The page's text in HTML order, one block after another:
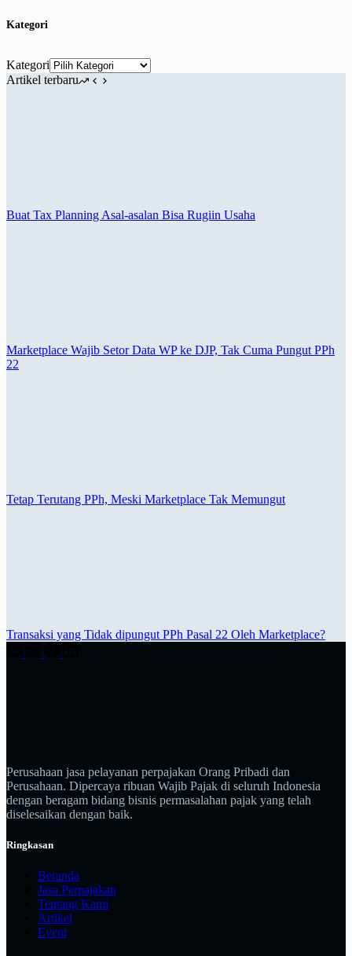
Kategori
Kategori
Artikel terbaru
Buat Tax Planning Asal-asalan Bisa Rugiin Usaha
Marketplace Wajib Setor Data WP ke DJP, Tak Cuma Pungut PPh
22
Tetap Terutang PPh, Meski Marketplace Tak Memungut
Transaksi yang Tidak dipungut PPh Pasal 22 Oleh Marketplace?
Perusahaan jasa pelayanan perpajakan Orang Pribadi dan
Perusahaan. Dipercaya ribuan Wajib Pajak di seluruh Indonesia
dengan beragam bidang bisnis permasalahan pajak yang telah
diselesaikan dengan baik.
Ringkasan
Beranda
Jasa Perpajakan
Tentang Kami
Artikel
Event